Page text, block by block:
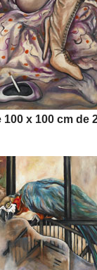
x 100 cm de